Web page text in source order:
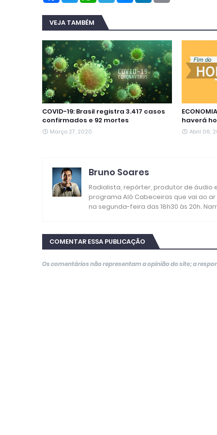
c
e
b
o
k
t
t
e
a
t
A
p
r
s
n
e
r
n
d
VEJA TAMBÉM
COVID-19: Brasil registra 3.417 casos
confirmados e 92 mortes
Março 27, 2020
haverá
Abril 06,
Bruno Soares
Radialista, repórter, produtor de
programa Alô Cabeceiras que vai ao
na segunda-feira das 18h30 às 20h.
COMENTAR ESSA PUBLICAÇÃO
Os comentários não representam a opinião do site; a